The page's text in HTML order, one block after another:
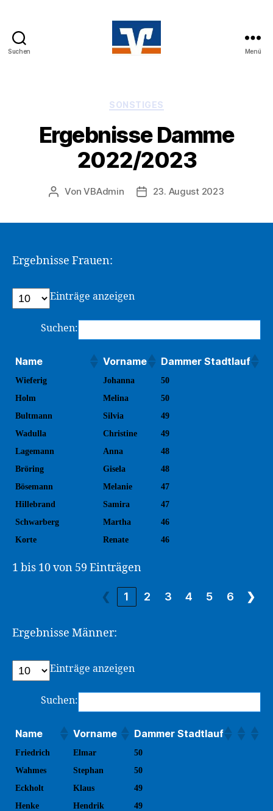
Suchen Menü
Kategorien
SONSTIGES
Ergebnisse Damme
2022/2023
Beitragsautor
VonVBAdmin Veröffentlichungsdatum
23. August 2023
Ergebnisse Frauen:
Einträge anzeigen
Suchen:
Name Vorname Dammer Stadtlauf
Wieferig Johanna
50
Holm
Melina
50
Bultmann
Silvia
49
Wadulla
Christine
49
Lagemann
Anna
48
Bröring
Gisela
48
Bösemann
Melanie
47
Hillebrand
Samira
47
Schwarberg
Martha
46
Korte
Renate 46
1 bis 10 von 59 Einträgen
❮ 1 2 3 4 5 6 ❯
Ergebnisse Männer:
Einträge anzeigen
Suchen:
Name Vorname Dammer Stadtlauf
Friedrich Elmar
50
Wahmes
Stephan
50
Eckholt
Klaus
49
Henke
Hendrik
49